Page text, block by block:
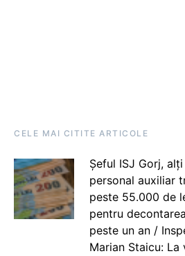
CELE MAI CITITE ARTICOLE
Șeful ISJ Gorj,
personal auxiliar
peste 55.000 de
pentru
peste un an /
Marian Staicu: La